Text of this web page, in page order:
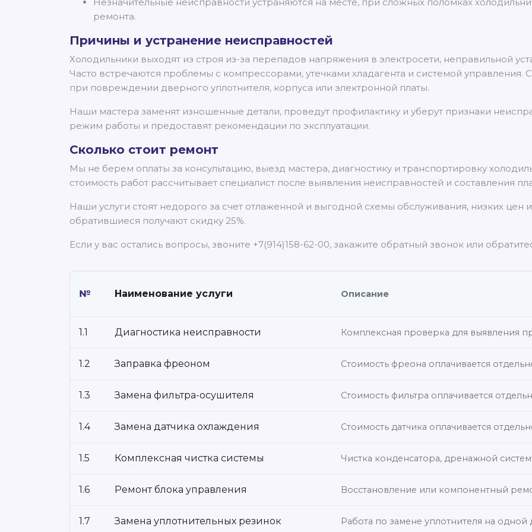
ремонта.
Причины и устранение неисправностей
Холодильники выходят из строя из-за перепадов напряжения в электросети, неправильной
Часто встречаются проблемы с компрессорами, утечками хладагента и системой
при повреждении дверного уплотнителя, корпуса или электронной платы.
Наши мастера заменят изношенные детали, проведут профилактику и уберут признаки
режим работы и предоставят рекомендации по эксплуатации.
Сколько стоит ремонт
Мы не берем оплаты за консультацию, выезд мастера, диагностику и транспортировку
стоимость работ рассчитывает специалист после выявления неисправностей и составления
Наши услуги стоят недорого за счет отлаженной и выгодной схемы обслуживания, низких цен
обратившиеся получают скидку 25%.
Если у вас остались вопросы, звоните +7(914)158-62-00, закажите обратный звонок или
№ Наименование услуги Описание
1.1 Диагностика неисправности Комплексная проверка для выявления
1.2 Заправка фреоном Стоимость фреона оплачивается
1.3 Замена фильтра-осушителя Стоимость фильтра оплачивается
1.4 Замена датчика охлаждения Стоимость датчика оплачивается
1.5 Комплексная чистка системы Чистка конденсатора, дренажной
1.6 Ремонт блока управления Восстановление или компонентный
1.7 Замена уплотнительных резинок Работа по замене уплотнителя на одной